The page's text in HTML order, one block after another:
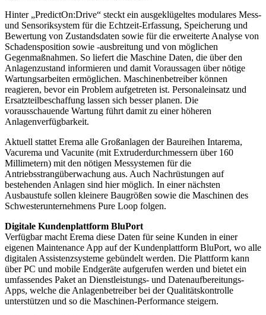
Hinter „PredictOn:Drive“ steckt ein ausgeklügeltes modulares Mess-
und Sensoriksystem für die Echtzeit-Erfassung, Speicherung und
Bewertung von Zustandsdaten sowie für die erweiterte Analyse von
Schadensposition sowie -ausbreitung und von möglichen
Gegenmaßnahmen. So liefert die Maschine Daten, die über den
Anlagenzustand informieren und damit Vor­aussagen über nötige
Wartungsarbeiten ermöglichen. Maschinenbetreiber können
reagieren, bevor ein Problem aufgetreten ist. Personaleinsatz und
Ersatzteilbeschaffung lassen sich besser planen. Die
vorausschauende Wartung führt damit zu einer höheren
Anlagenverfügbarkeit.
Aktuell stattet Erema alle Großanlagen der Baureihen Intarema,
Vacurema und Vacunite (mit Extruderdurchmessern über 160
Millimetern) mit den nötigen Messystemen für die
Antriebsstrangüberwachung aus. Auch Nachrüstungen auf
bestehenden Anlagen sind hier möglich. In einer nächsten
Ausbaustufe sollen kleinere Baugrößen sowie die Maschinen des
Schwesterunternehmens Pure Loop folgen.
Digitale Kundenplattform BluPort
Verfügbar macht Erema diese Daten für seine Kunden in einer
eigenen Maintenance App auf der Kundenplattform BluPort, wo alle
digitalen Assistenzsysteme gebündelt werden. Die Plattform kann
über PC und mobile Endgeräte aufgerufen werden und bietet ein
umfassendes Paket an Dienstleistungs- und Datenaufbereitungs-
Apps, welche die Anlagenbetreiber bei der Qualitätskontrolle
unterstützen und so die Maschinen-Performance steigern.